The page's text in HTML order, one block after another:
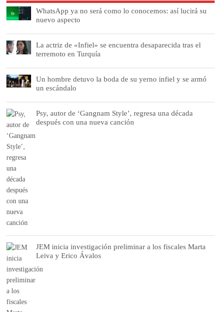
WhatsApp ya no será como lo conocemos: así lucirá su
nuevo aspecto
La actriz de «Infiel» se encuentra desaparecida tras el
terremoto en Turquía
Un hombre detuvo la boda de su yerno infiel y se armó
un escándalo
Psy, autor de ‘Gangnam Style’, regresa una década
después con una nueva canción
JEM inicia investigación preliminar a los fiscales Marta
Leiva y Erico Ávalos